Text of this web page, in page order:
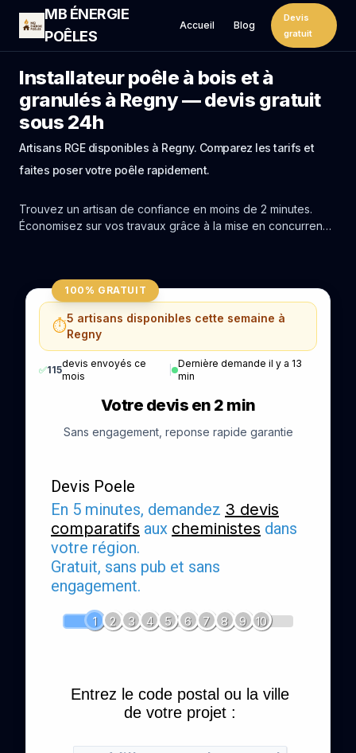
MB ÉNERGIE
POÊLES
Accueil Blog
Devis
gratuit
Installateur poêle à bois et à
granulés à Regny — devis gratuit
sous 24h
Artisans RGE disponibles à Regny. Comparez les tarifs et
faites poser votre poêle rapidement.
Trouvez un artisan de confiance en moins de 2 minutes.
Économisez sur vos travaux grâce à la mise en concurrence
100% GRATUIT
⏱️5 artisans disponibles cette semaine à
Regny
✅115
devis envoyés ce
mois
Dernière demande il y a 13
min
Votre devis en 2 min
Sans engagement, reponse rapide garantie
Devis Poele
En 5 minutes, demandez 3 devis
comparatifs aux cheministes dans
votre région.
Gratuit, sans pub et sans
engagement.
1 2 3 4 5 6 7 8 9 10
Entrez le code postal ou la ville
de votre projet :